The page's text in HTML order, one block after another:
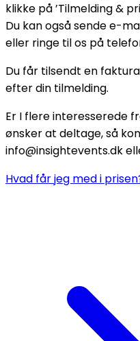
klikke på ’Tilmelding &
Du kan også sende e-
eller ringe til os på
Du får tilsendt en
efter din tilmelding.
Er I flere interesserede
ønsker at deltage, så
info@insightevents.dk
Hvad får jeg med i